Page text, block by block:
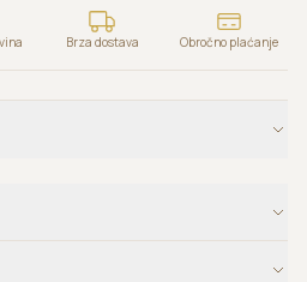
Brza dostava Obročno plaćanje